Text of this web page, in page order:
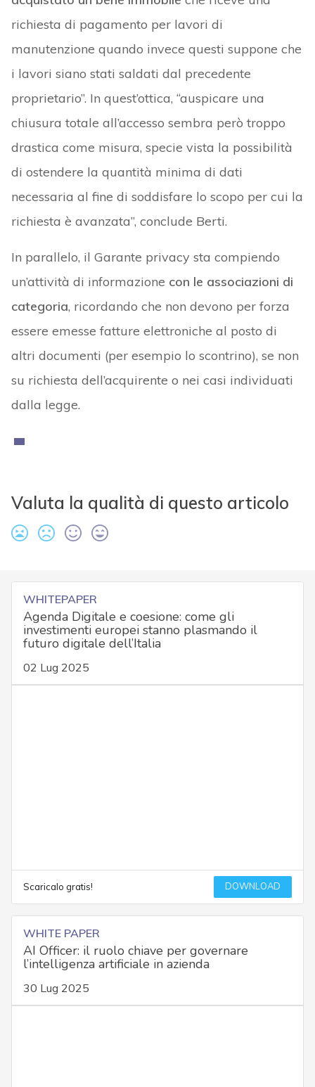
richiesta di pagamento per lavori di
manutenzione quando invece questi suppone che
i lavori siano stati saldati dal precedente
proprietario”. In quest’ottica, “auspicare una
chiusura totale all’accesso sembra però troppo
drastica come misura, specie vista la possibilità
di ostendere la quantità minima di dati
necessaria al fine di soddisfare lo scopo per cui la
richiesta è avanzata”, conclude Berti.
In parallelo, il Garante privacy sta compiendo
un’attività di informazione con le associazioni di
categoria, ricordando che non devono per forza
essere emesse fatture elettroniche al posto di
altri documenti (per esempio lo scontrino), se non
su richiesta dell’acquirente o nei casi individuati
dalla legge.
Valuta la qualità di questo articolo
WHITEPAPER
Agenda Digitale e coesione: come gli
investimenti europei stanno plasmando il
futuro digitale dell’Italia
02 Lug 2025
Scaricalo gratis! DOWNLOAD
WHITE PAPER
AI Officer: il ruolo chiave per governare
l’intelligenza artificiale in azienda
30 Lug 2025